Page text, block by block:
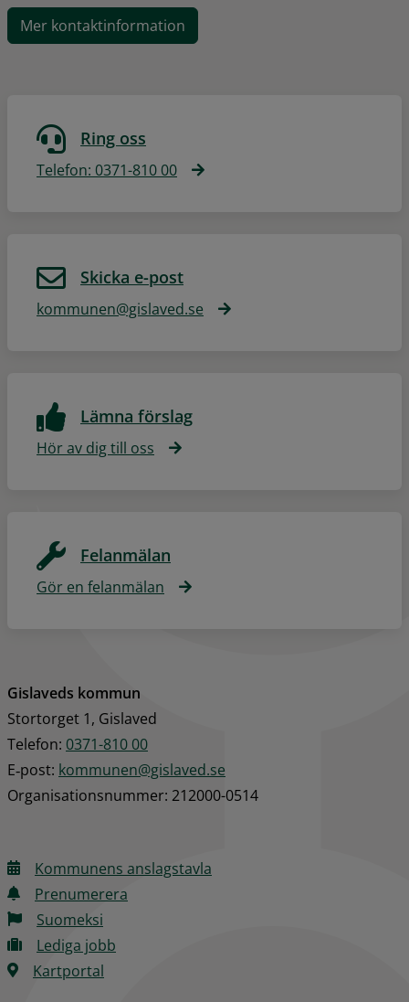
Mer kontaktinformation
Ring oss
Telefon: 0371-810 00
Skicka e-post
kommunen@gislaved.se
Lämna förslag
Hör av dig till oss
Felanmälan
Gör en felanmälan
Gislaveds kommun
Stortorget 1, Gislaved
Telefon: 0371-810 00
E‑post: kommunen@gislaved.se
Organisationsnummer: 212000-0514
Kommunens anslagstavla
Prenumerera
Suomeksi
Lediga jobb
Kartportal